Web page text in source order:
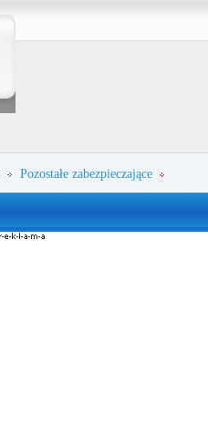
Pozostałe zabezpieczające